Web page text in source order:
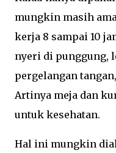
mungkin masih
kerja 8 sampai 10
nyeri di punggung,
pergelangan
Artinya meja dan
untuk kesehatan.
Hal ini mungkin